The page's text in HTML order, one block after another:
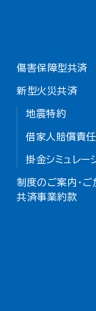
傷害保障型共済
新型火災共済
地震特約
借家人賠償責
掛金シミュレー
制度のご案内・ご
共済事業約款